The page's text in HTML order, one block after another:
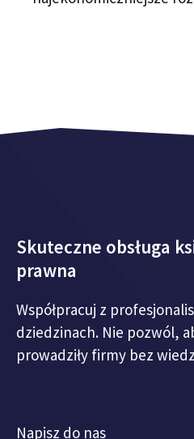
Skuteczne obsługa
prawna
Współpracuj z
dziedzinach. Nie pozwól,
prowadziły firmy bez
Napisz do nas